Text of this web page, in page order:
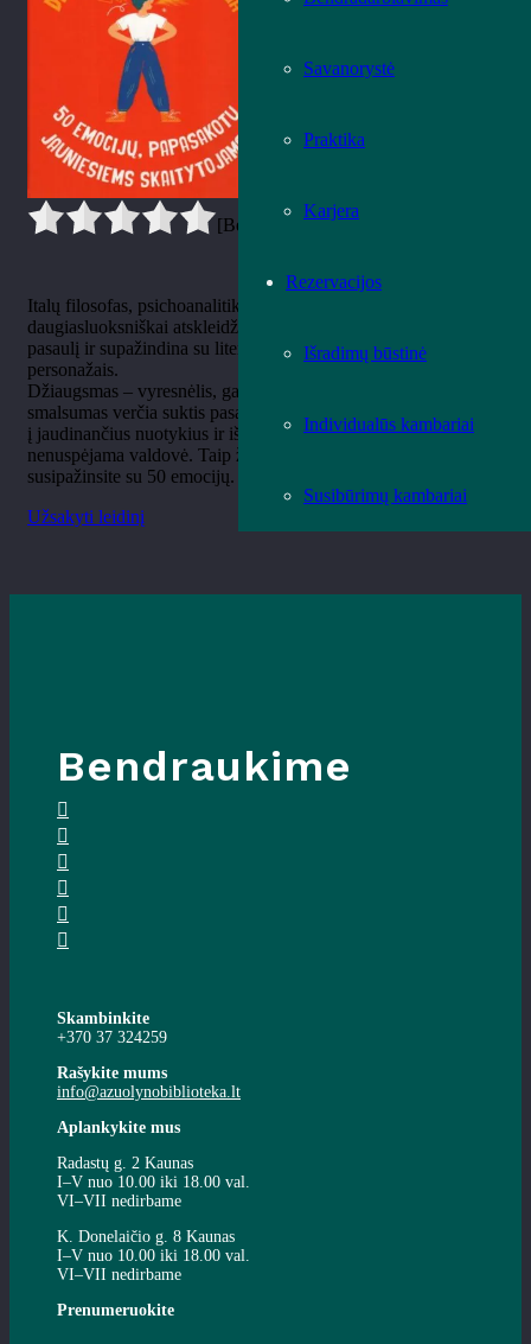
Savanorystė
Praktika
Karjera
Rezervacijos
Išradimų būstinė
Individualūs kambariai
Susibūrimų kambariai
[Bendrai: Vidurkis:
Italų filosofas, psichoanalitikas Galimberti giliai ir
daugiasluoksniškai atskleidžia skaitytojui jausmų bei būsenų
pasaulį ir supažindina su literatūros, mitų ir legendų
personažais.
Džiaugsmas – vyresnėlis, gaivališkesnis linksmumo brolis;
smalsumas verčia suktis pasaulį; entuziazmo pagauti leidžiamės
į jaudinančius nuotykius ir išbandymus; baimė – autoritariška ir
nenuspėjama valdovė. Taip žingsnelis po žingsnelio nuodugniai
susipažinsite su 50 emocijų.
Užsakyti leidinį
Bendraukime
Skambinkite
+370 37 324259
Rašykite mums
info@azuolynobiblioteka.lt
Aplankykite mus
Radastų g. 2 Kaunas
I–V nuo 10.00 iki 18.00 val.
VI–VII nedirbame
K. Donelaičio g. 8 Kaunas
I–V nuo 10.00 iki 18.00 val.
VI–VII nedirbame
Prenumeruokite